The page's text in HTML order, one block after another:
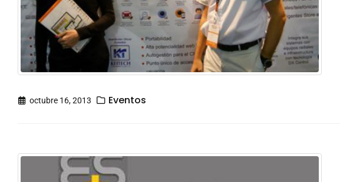
octubre 16, 2013 Eventos